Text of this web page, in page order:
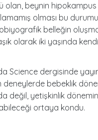
olan, beynin
olması bu
belleğin
olarak iki yaşında
Science dergisinde
bebeklik
değil, yetişkinlik
ortaya kondu.